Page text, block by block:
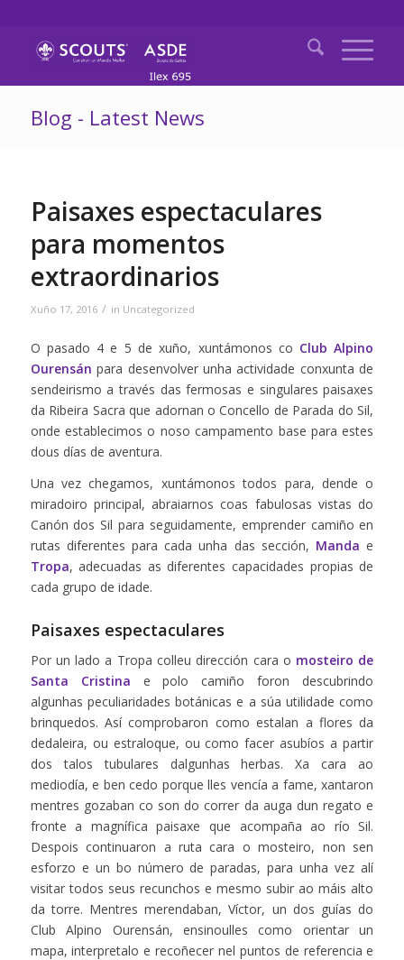
Blog - Latest News
Paisaxes espectaculares
para momentos
extraordinarios
Xuño 17, 2016 / in Uncategorized
O pasado 4 e 5 de xuño, xuntámonos co Club Alpino
Ourensán para desenvolver unha actividade conxunta de
sendeirismo a través das fermosas e singulares paisaxes
da Ribeira Sacra que adornan o Concello de Parada do Sil,
onde establecimos o noso campamento base para estes
dous días de aventura.
Una vez chegamos, xuntámonos todos para, dende o
miradoiro principal, abraiarnos coas fabulosas vistas do
Canón dos Sil para seguidamente, emprender camiño en
rutas diferentes para cada unha das sección, Manda e
Tropa, adecuadas as diferentes capacidades propias de
cada grupo de idade.
Paisaxes espectaculares
Por un lado a Tropa colleu dirección cara o mosteiro de
Santa Cristina e polo camiño foron descubrindo
algunhas peculiaridades botánicas e a súa utilidade como
brinquedos. Así comprobaron como estalan a flores da
dedaleira, ou estraloque, ou como facer asubíos a partir
dos talos tubulares dalgunhas herbas. Xa cara ao
mediodía, e ben cedo porque lles vencía a fame, xantaron
mentres gozaban co son do correr da auga dun regato e
fronte a magnífica paisaxe que acompaña ao río Sil.
Despois continuaron a ruta cara o mosteiro, non sen
esforzo e un bo número de paradas, para unha vez alí
visitar todos seus recunchos e mesmo subir ao máis alto
da torre. Mentres merendaban, Víctor, un dos guías do
Club Alpino Ourensán, ensinoulles como orientar un
mapa, interpretalo e recoñecer nel puntos de referencia e